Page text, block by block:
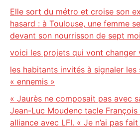
Elle sort du métro et croise son
hasard : à Toulouse, une femme
devant son nourrisson de sept
voici les projets qui vont changer
les habitants invités à signaler les
« ennemis »
« Jaurès ne composait pas avec
Jean-Luc Moudenc tacle
alliance avec LFI. « Je n’ai pas